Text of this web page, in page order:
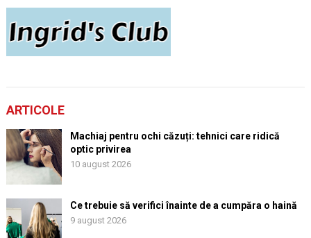
ARTICOLE
Machiaj pentru ochi căzuți: tehnici care ridică
optic privirea
10 august 2026
Ce trebuie să verifici înainte de a cumpăra o haină
9 august 2026